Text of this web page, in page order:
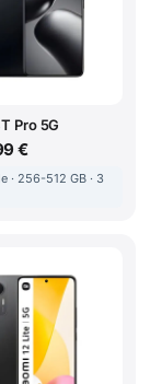
Pro 5G
€
· 256-512 GB · 3